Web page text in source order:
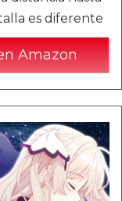
es diferente
Amazon